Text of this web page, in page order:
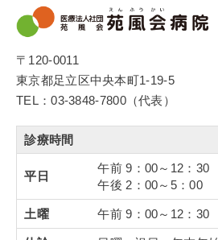
〒120-0011
東京都足立区中央本町1-19-5
TEL：03-3848-7800（代表）
診療時間
平日
午前 9：00～12：30
午後 2：00～5：00
土曜 午前 9：00～12：30